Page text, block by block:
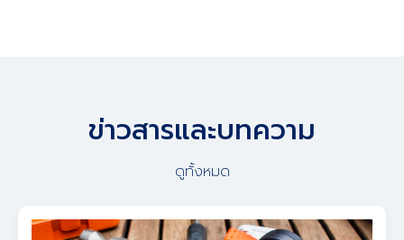
ข่าวสารและบทความ
ดูทั้งหมด